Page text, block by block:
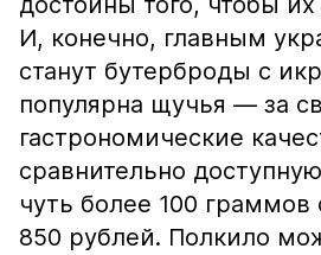
И, конечно, главным
станут бутерброды с
популярна щучья — за
гастрономические
сравнительно
чуть более 100 граммов
850 рублей. Полкило